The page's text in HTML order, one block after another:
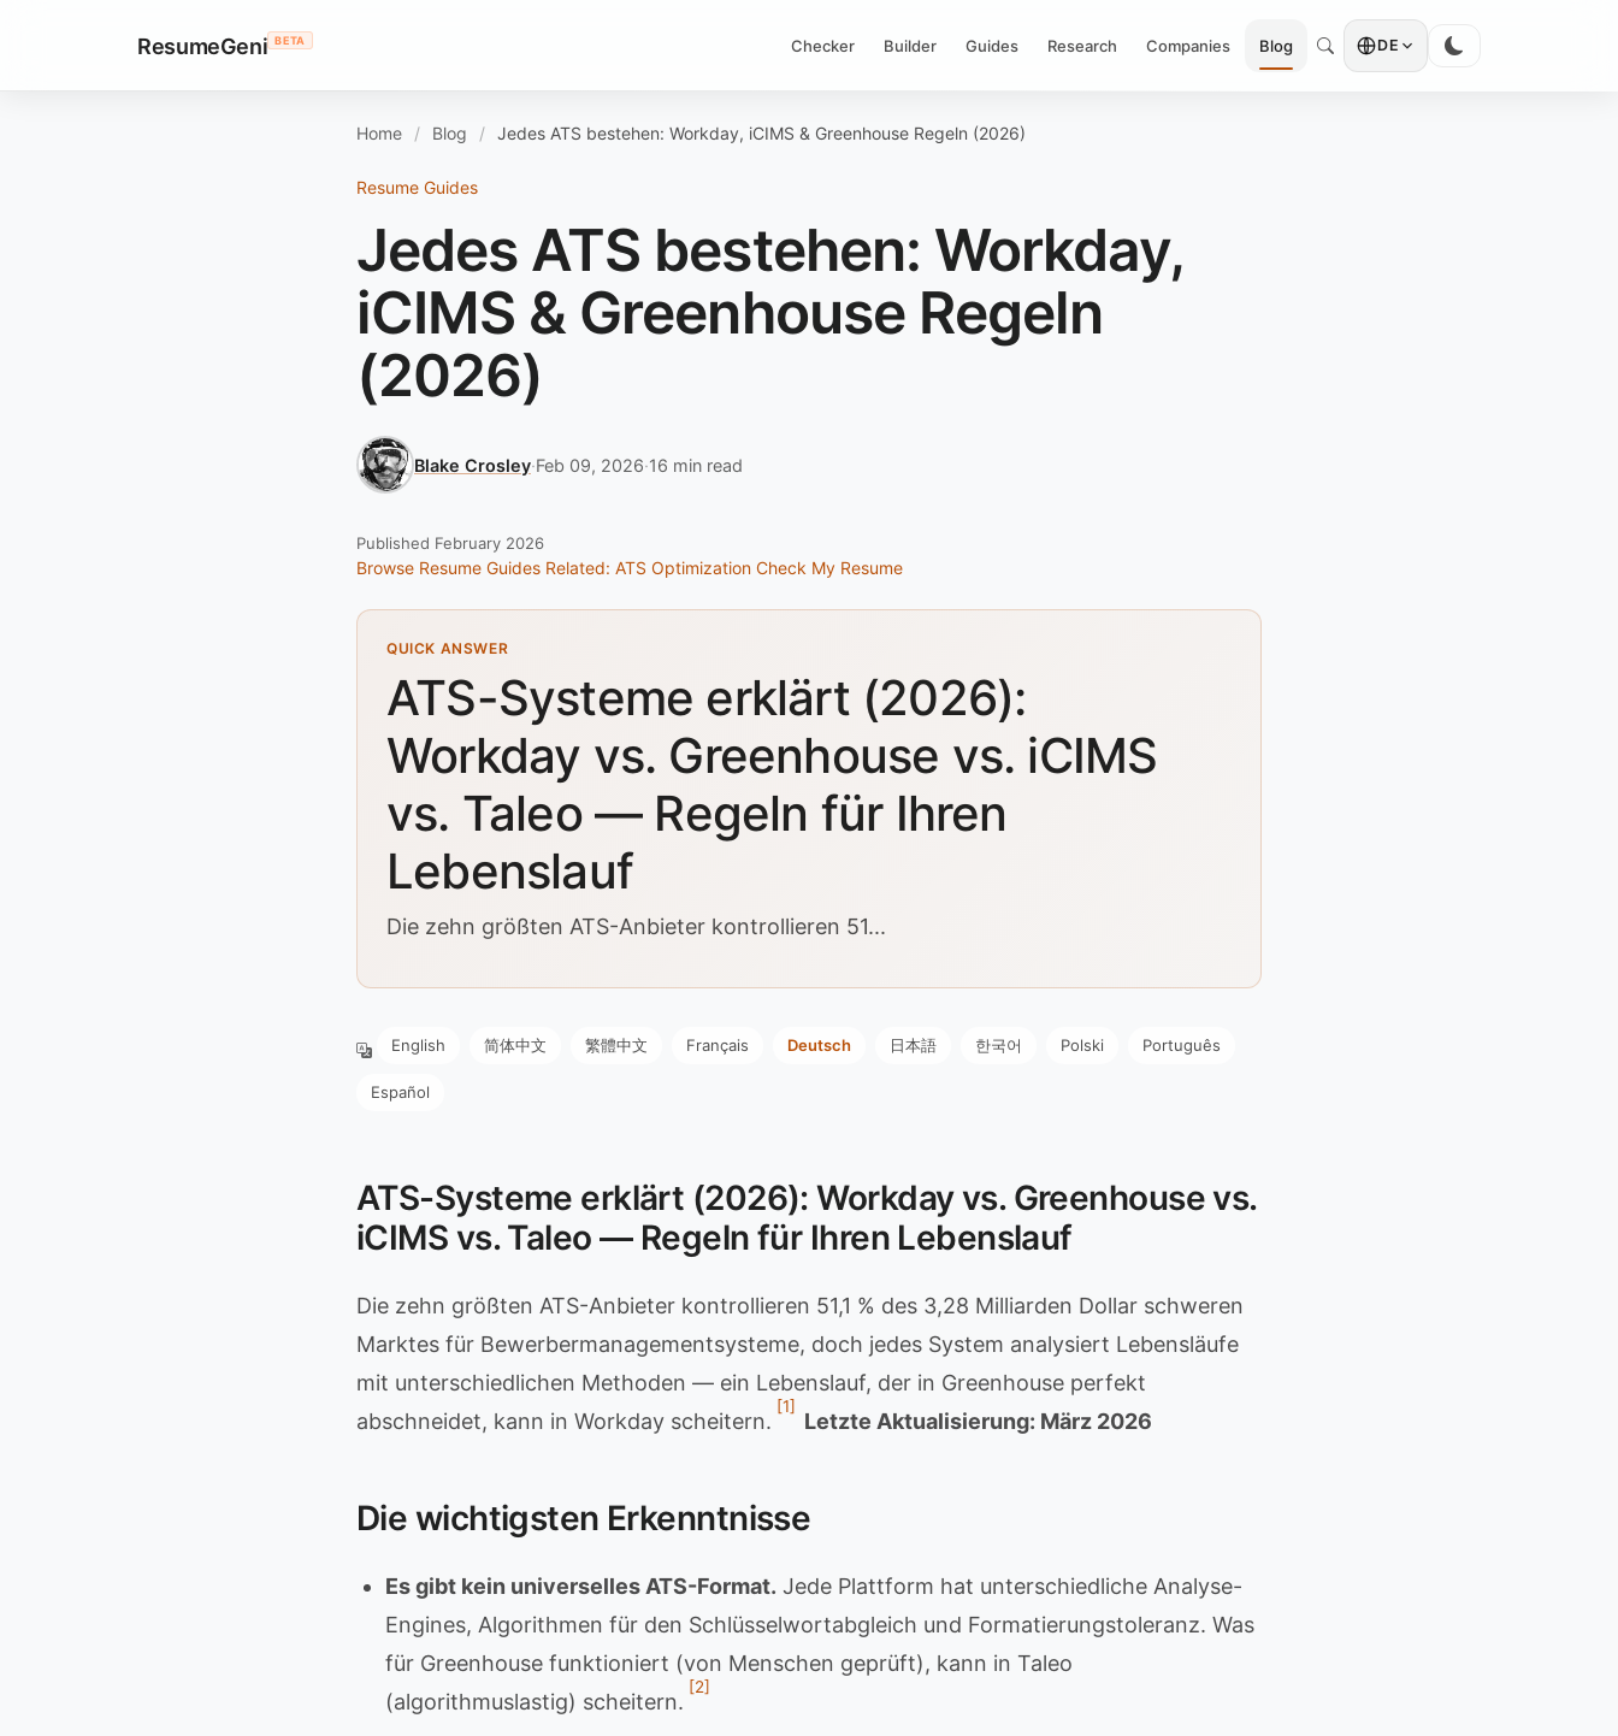
ResumeGeni BETA Checker Builder Guides Research Companies Blog DE
Home Blog Jedes ATS bestehen: Workday, iCIMS & Greenhouse Regeln (2026)
Resume Guides
Jedes ATS bestehen: Workday,
iCIMS & Greenhouse Regeln
(2026)
Blake Crosley·Feb 09, 2026·16 min read
Published February 2026
Browse Resume Guides Related: ATS Optimization Check My Resume
QUICK ANSWER
ATS-Systeme erklärt (2026):
Workday vs. Greenhouse vs. iCIMS
vs. Taleo — Regeln für Ihren
Lebenslauf
Die zehn größten ATS-Anbieter kontrollieren 51...
English 简体中文 繁體中文 Français Deutsch 日本語 한국어 Polski Português
Español
ATS-Systeme erklärt (2026): Workday vs. Greenhouse vs.
iCIMS vs. Taleo — Regeln für Ihren Lebenslauf
Die zehn größten ATS-Anbieter kontrollieren 51,1 % des 3,28 Milliarden Dollar schweren
Marktes für Bewerbermanagementsysteme, doch jedes System analysiert Lebensläufe
mit unterschiedlichen Methoden — ein Lebenslauf, der in Greenhouse perfekt
abschneidet, kann in Workday scheitern.
[1]
Letzte Aktualisierung: März 2026
Die wichtigsten Erkenntnisse
Es gibt kein universelles ATS-Format. Jede Plattform hat unterschiedliche Analyse-
Engines, Algorithmen für den Schlüsselwortabgleich und Formatierungstoleranz. Was
für Greenhouse funktioniert (von Menschen geprüft), kann in Taleo
(algorithmuslastig) scheitern.
[2]